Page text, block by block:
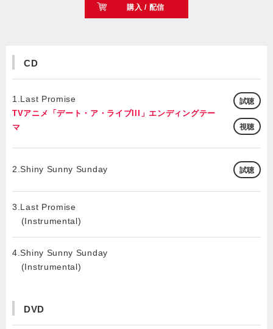
購入 / 配信
CD
1.Last Promise
TVアニメ「デート・ア・ライブIII」エンディングテー
マ
試聴
視聴
2.Shiny Sunny Sunday 試聴
3.Last Promise
(Instrumental)
4.Shiny Sunny Sunday
(Instrumental)
DVD